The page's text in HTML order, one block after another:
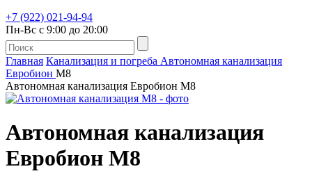
+7 (922) 021-94-94
Пн-Вс с 9:00 до 20:00
Главная Канализация и погреба Автономная канализация
Евробион М8
Автономная канализация Евробион М8
Автономная канализация
Евробион М8